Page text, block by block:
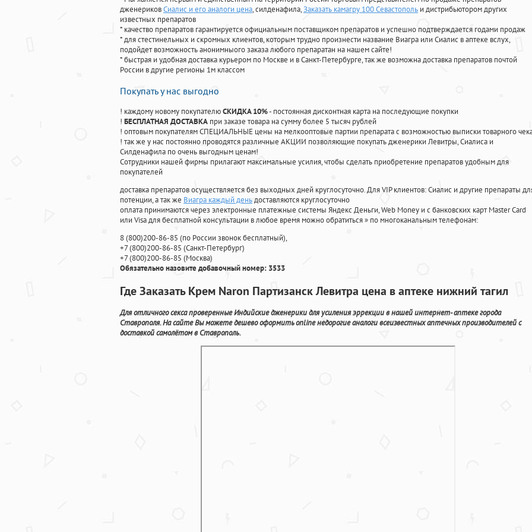
дженериковСиалис и его аналоги цена, силденафила,Заказать камагру 100 Севастополь и дистрибьютором других
известных препаратов
* качество препаратов гарантируется официальным поставщиком препаратов и успешно подтверждается годами продаж
* для стестинельных и скромных клиентов, которым трудно произнести название Виагра или Сиалис в аптеке вслух,
подойдет возможность анонимныого заказа любого препаратан на нашем сайте!
* быстрая и удобная доставка курьером по Москве и в Санкт-Петербурге, так же возможна доставка препаратов почтой
России в другие регионы 1м классом
Покупать у нас выгодно
! каждому новому покупателюСКИДКА 10%- постоянная дисконтная карта на последующие покупки
! БЕСПЛАТНАЯ ДОСТАВКА при заказе товара на сумму более 5 тысяч рублей
! оптовым покупателям СПЕЦИАЛЬНЫЕ цены на мелкооптовые партии препарата с возможностью выписки товарного
! так же у нас постоянно проводятся различные АКЦИИ позволяющие покупать дженерики Левитры, Сиалиса и
Силденафила по очень выгодным ценам!
Cотрудники нашей фирмы прилагают максимальные усилия, чтобы сделать приобретение препаратов удобным для
покупателей
доставка препаратов осуществляется без выходных дней круглосуточно. Для VIP клиентов: Сиалис и другие препараты
потенции, а так же Виагра каждый деньдоставляются круглосуточно
оплата принимаются через электронные платежные системы Яндекс Деньги, Web Money и с банковских карт Master Card
или Visa для бесплатной консультации в любое время можно обратиться» по многоканальным телефонам:
8(800)200-86-85 (по России звонок бесплатный),
+7(800)200-86-85 (Санкт-Петербург)
+7(800)200-86-85 (Москва)
Обязательно назовите добавочный номер: 3533
Где Заказать Крем Naron Партизанск Левитра цена в аптеке нижний тагил
Для отличного секса проверенные Индийские дженерики для усиления эррекции в нашей интернет- аптеке города
Ставрополя. На сайте Вы можете дешево оформить online недорогие аналоги всеизвестных аптечных производителей с
доставкой самолётом в Ставрополь.